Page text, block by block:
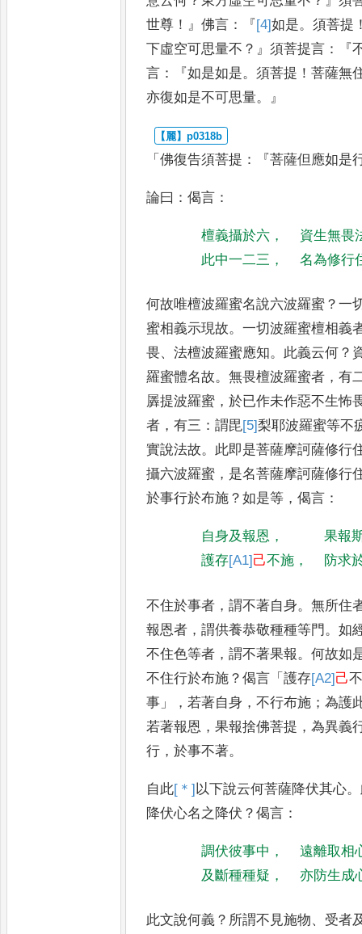
世尊 ！』佛言 ：『[4]如是。須菩提
下虛空可思量不 ？』須菩提言 ：『
言 ：『如是如是。須菩提 ！菩薩無
亦復如是不可思量。』
「佛復告須菩提 ：『菩薩但應如是
論曰 ：偈言 ：
檀義攝於六 ，
資生無畏
此中一二三 ， 名為修行
何故唯檀波羅蜜名說六波羅蜜 ？一
蜜相義示現故。一切波羅蜜檀相義
畏、法檀波羅蜜應知。 此義云何 ？
羅蜜體名故。無畏檀波羅蜜者 ，有
羼提波羅蜜 ，於已作未作惡不生怖
者 ，有三 ：謂毘[5]梨耶波羅蜜等不
實說法故。 此即是菩薩摩訶薩修行
攝六波羅蜜 ， 是名菩薩摩訶薩修行
於事行於布施 ？如是等 ，偈言 ：
自身及報恩 ，
果報
護存[A1] 己不施 ， 防求
不住於事者 ，謂不著自身。無所住
報恩者 ，謂供養恭敬種種等門。如
不住色等者 ，謂不著果報。何故如
不住行於布施 ？偈言 「護存[A2]己
事 」，若著自身 ，不行布施 ；為護
若著報恩 ，果報捨佛菩提 ，為異義
行 ，於事不著。
自此[＊]以下說云何菩薩降伏其心。
降伏心名之降伏 ？偈言 ：
調伏彼事中 ，
遠離取相
及斷種種疑 ， 亦防生成
此文說何義 ？ 所謂不見施物、 受者